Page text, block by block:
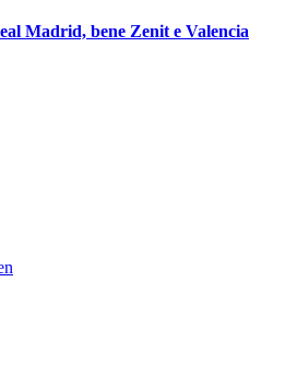
Madrid, bene Zenit e Valencia